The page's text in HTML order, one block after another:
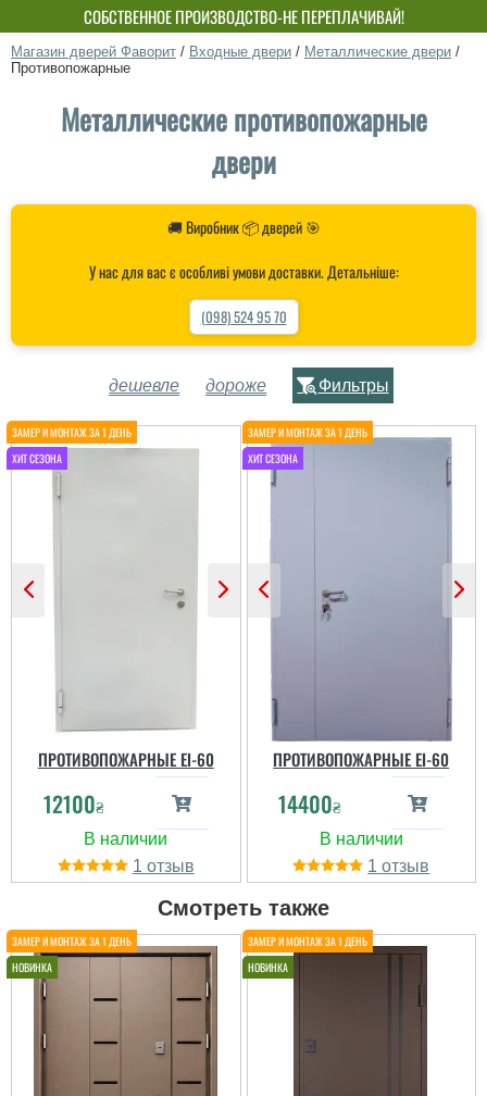
БЕСПЛАТНЫЙ МОНТАЖ! СКИДКА ДО 15%!
СОБСТВЕННОЕ ПРОИЗВОДСТВО-НЕ ПЕРЕПЛАЧИВАЙ!
Магазин дверей Фаворит / Входные двери / Металлические двери /
Противопожарные
Металлические противопожарные
двери
🚚 Виробник 📦 дверей 🎯
У нас для вас є особливі умови доставки. Детальніше:
(098) 524 95 70
дешевле дороже Фильтры
ПРОТИВОПОЖАРНЫЕ ЕІ-60
12100₴
1
ПРОТИВОПОЖАРНЫЕ ЕІ-60
14400₴
1
Смотреть также